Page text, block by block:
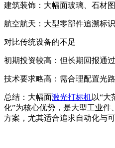
建筑装饰：大幅面玻璃、石材图
航空航天：大型零部件追溯标识
对比传统设备的不足
初期投资较高：但长期回报通
技术要求略高：需合理配置光
总结：大幅面激光打标机以“大
化”为核心优势，是大型工业
方案，尤其适合追求自动化与